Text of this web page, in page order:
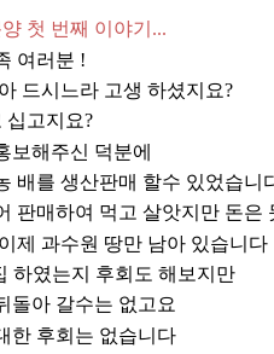
첫 번째 이야기 ...
여러분 !
드시느라 고생 하셨지요?
십고지요?
보해주신 덕분에
배를 생산판매 할수 있었습니
판매하여 먹고 살앗지만 돈은
제 과수원 땅만 남아 있습니다
하였는지 후회도 해보지만
돌아 갈수는 없고요
한 후회는 없습니다